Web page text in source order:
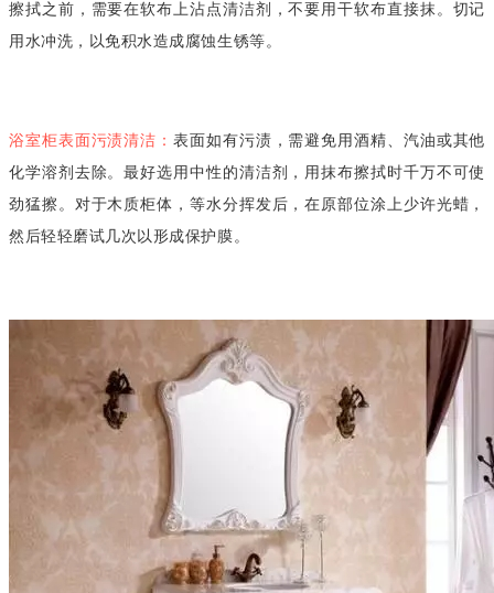
擦拭之前，需要在软布上沾点清洁剂，不要用干软布直接抹。切记
用水冲洗，以免积水造成腐蚀生锈等。
浴室柜表面污渍清洁：表面如有污渍，需避免用酒精、汽油或其他
化学溶剂去除。最好选用中性的清洁剂，用抹布擦拭时千万不可使
劲猛擦。对于木质柜体，等水分挥发后，在原部位涂上少许光蜡，
然后轻轻磨试几次以形成保护膜。